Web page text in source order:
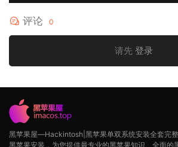
评论 0
请先 登录
黑苹果屋—Hackintosh|黑苹果单双系统安装全套完
黑苹果安装，为您提供最专业的黑苹果知识、全面的